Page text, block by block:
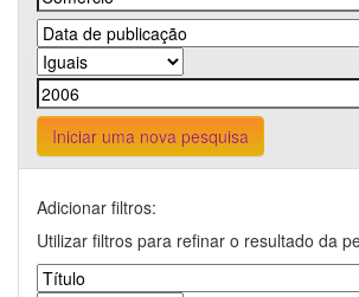
Iniciar uma nova pesquisa
Adicionar filtros:
Utilizar filtros para refinar o resultado da